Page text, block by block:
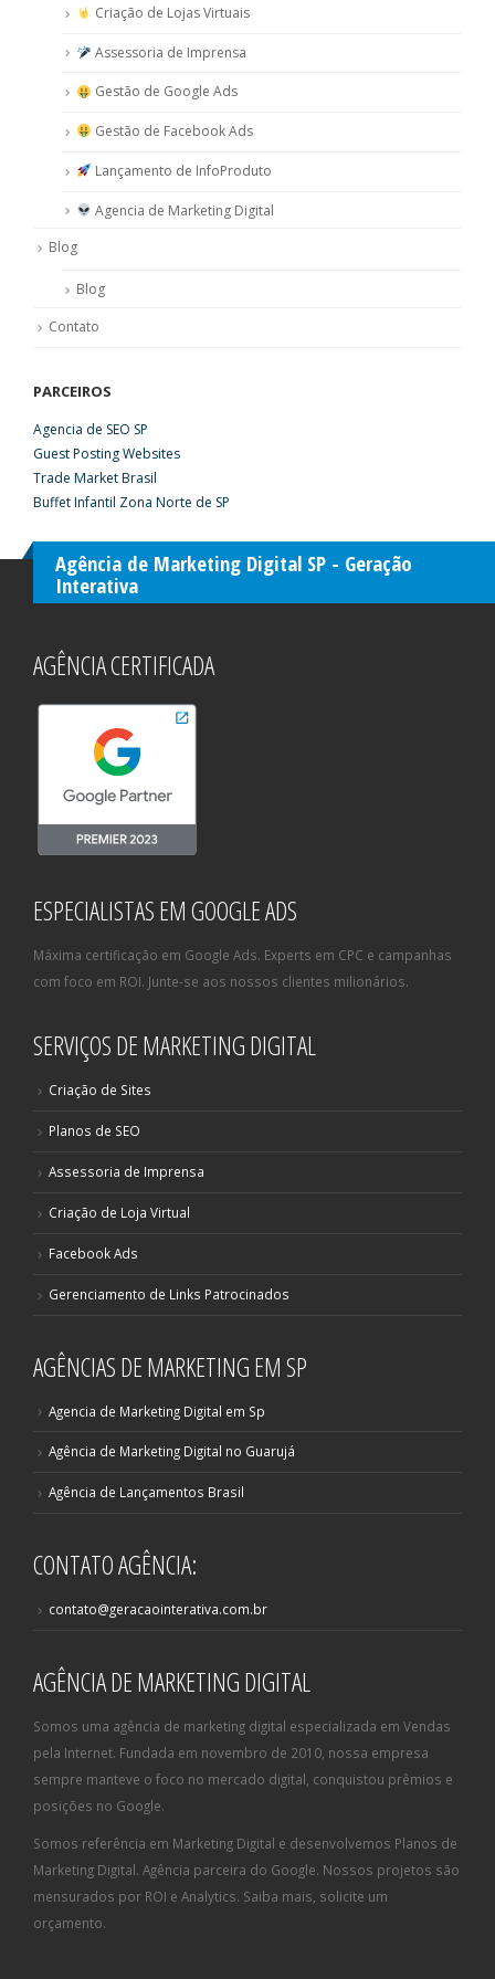
Criação de Lojas Virtuais
Assessoria de Imprensa
Gestão de Google Ads
Gestão de Facebook Ads
Lançamento de InfoProduto
Agencia de Marketing Digital
Blog
Blog
Contato
PARCEIROS
Agencia de SEO SP
Guest Posting Websites
Trade Market Brasil
Buffet Infantil Zona Norte de SP
Agência de Marketing Digital SP - Geração
Interativa
AGÊNCIA CERTIFICADA
ESPECIALISTAS EM GOOGLE ADS
Máxima certificação em Google Ads. Experts em CPC e campanhas
com foco em ROI. Junte-se aos nossos clientes milionários.
SERVIÇOS DE MARKETING DIGITAL
Criação de Sites
Planos de SEO
Assessoria de Imprensa
Criação de Loja Virtual
Facebook Ads
Gerenciamento de Links Patrocinados
AGÊNCIAS DE MARKETING EM SP
Agencia de Marketing Digital em Sp
Agência de Marketing Digital no Guarujá
Agência de Lançamentos Brasil
CONTATO AGÊNCIA:
contato@geracaointerativa.com.br
AGÊNCIA DE MARKETING DIGITAL
Somos uma agência de marketing digital especializada em Vendas
pela Internet. Fundada em novembro de 2010, nossa empresa
sempre manteve o foco no mercado digital, conquistou prêmios e
posições no Google.
Somos referência em Marketing Digital e desenvolvemos Planos de
Marketing Digital. Agência parceira do Google. Nossos projetos são
mensurados por ROI e Analytics. Saiba mais, solicite um
orçamento.